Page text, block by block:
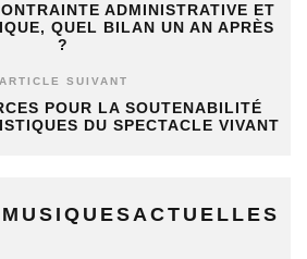
ADMINISTRATIVE ET
QUEL BILAN UN AN APRÈS
?
ARTICLE SUIVANT
POUR LA SOUTENABILITÉ
DU SPECTACLE VIVANT
MUSIQUESACTUELLES